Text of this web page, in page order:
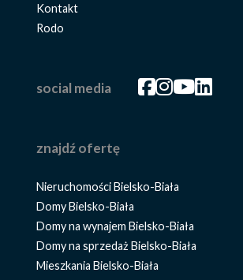
Kontakt
Rodo
social media Facebook
Facebook
Facebook
Facebook
znajdź ofertę
Nieruchomości Bielsko-Biała
Domy Bielsko-Biała
Domy na wynajem Bielsko-Biała
Domy na sprzedaż Bielsko-Biała
Mieszkania Bielsko-Biała